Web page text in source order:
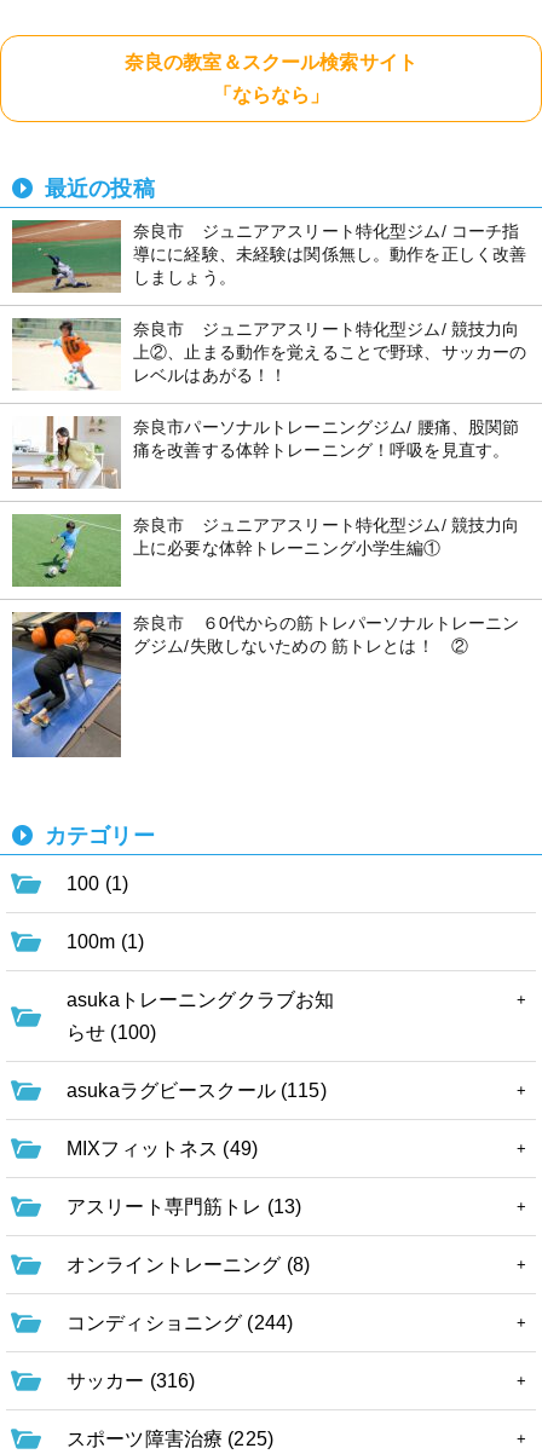
奈良の教室＆スクール検索サイト
「ならなら」
最近の投稿
奈良市 ジュニアアスリート特化型ジム/ コーチ指
導にに経験、未経験は関係無し。動作を正しく改善
しましょう。
奈良市 ジュニアアスリート特化型ジム/ 競技力向
上②、止まる動作を覚えることで野球、サッカーの
レベルはあがる！！
奈良市パーソナルトレーニングジム/ 腰痛、股関節
痛を改善する体幹トレーニング！呼吸を見直す。
奈良市 ジュニアアスリート特化型ジム/ 競技力向
上に必要な体幹トレーニング小学生編①
奈良市 ６0代からの筋トレパーソナルトレーニン
グジム/失敗しないための 筋トレとは！ ②
カテゴリー
100 (1)
100m (1)
asukaトレーニングクラブお知
らせ (100)
asukaラグビースクール (115)
MIXフィットネス (49)
アスリート専門筋トレ (13)
オンライントレーニング (8)
コンディショニング (244)
サッカー (316)
スポーツ障害治療 (225)